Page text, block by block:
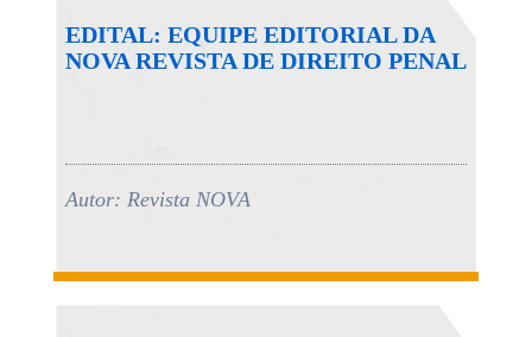
EDITAL: EQUIPE EDITORIAL DA
NOVA REVISTA DE DIREITO PENAL
Autor: Revista NOVA